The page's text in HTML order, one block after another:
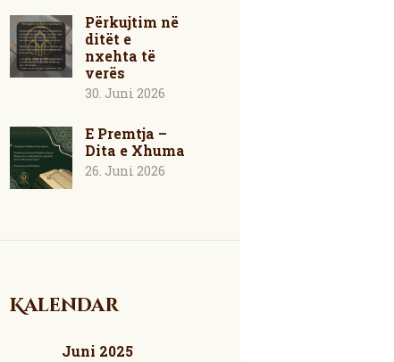
Përkujtim në
ditët e
nxehta të
verës
30. Juni 2026
E Premtja –
Dita e Xhuma
26. Juni 2026
Kalendar
Juni 2025